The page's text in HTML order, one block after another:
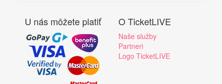
U nás môžete platiť O TicketLIVE
Naše služby
Partneri
Logo TicketLIVE